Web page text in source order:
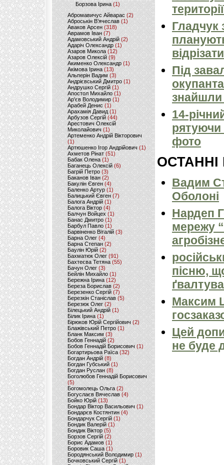
Борзова Ірина(1)
Абромавичус Айварас (2)
Аброськін В’ячеслав(1)
Аваков Арсен (318)
Аврамов Іван (7)
Адамовський Андрій(2)
Адаріч Олександр (1)
Азаров Микола (12)
Азаров Олексій (9)
Акименко Олександр(1)
Акімова Ірина(13)
Альперін Вадим (3)
Андрієвський Дмитро(1)
Андрушко Сергій(1)
Апостол Михайло(1)
Ар'єв Володимир (1)
Арабей Денис(1)
Арахамія Давид (1)
Арбузов Сергій (44)
Арестович Олексій
Миколайович(1)
Артеменко Андрій Вікторович
(1)
Артюшенко Ігор Андрійович(1)
Ахметов Рінат(51)
Бабак Олена(1)
Баганець Олексій(6)
Багрій Петро (3)
Баканов Іван(2)
Бакулін Євген (4)
Баленко Артур(1)
Балицький Євген(7)
Балога Андрій (1)
Балога Віктор (4)
Балчун Войцех (1)
Банас Дмитро (1)
Барбул Павло(1)
Барвіненко Віталій(3)
Барна Олег (4)
Барна Степан (2)
Баулін Юрій (2)
Бахматюк Олег (91)
Бахтеєва Тетяна(55)
Бачун Олег (3)
Бейлін Михайло (1)
Бережна Ірина(12)
Береза Борислав(2)
Березенко Сергій (7)
Березкін Станіслав (5)
Березюк Олег(2)
Білецький Андрій (1)
Білик Ірина (1)
Бірюков Юрій Сергійович (2)
Блажівський Петро (1)
Бланк Максим(3)
Бобов Геннадій (2)
Бобов Геннадій Борисович (1)
Богартирьова Раїса (32)
Богдан Андрій(8)
Богдан Губський (1)
Богдан Руслан(8)
Боголюбов Геннадій Борисович
(5)
Богомолець Ольга (2)
Богуслаєв Вячеслав (4)
Бойко Юрій (13)
Бондар Віктор Васильович (1)
Бондарєв Костянтин (4)
Бондарчук Сергій(1)
Бондик Валерій (1)
Бондик Віктор(5)
Борзов Сергiй (2)
Борис Адамов(1)
Боровик Саша (1)
Бородянський Володимир (1)
Бочковський Сергій (1)
Гладчук
Під
знайшли
14-
рятуючи
фото
ОСТАННІ
Вадим
Оболоні
Нардеп
мережу
пісню,
Максим
Цей
не буде